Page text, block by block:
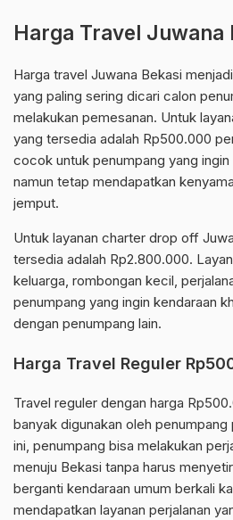
Harga Travel Juwana
Harga travel Juwana Bekasi
yang paling sering dicari calon
melakukan pemesanan. Untuk
yang tersedia adalah Rp500.000
cocok untuk penumpang yang
namun tetap mendapatkan
jemput.
Untuk layanan charter drop off
tersedia adalah Rp2.800.000.
keluarga, rombongan kecil,
penumpang yang ingin kendaraan
dengan penumpang lain.
Harga Travel Reguler
Travel reguler dengan harga
banyak digunakan oleh
ini, penumpang bisa melakukan
menuju Bekasi tanpa harus
berganti kendaraan umum berkali
mendapatkan layanan perjalanan